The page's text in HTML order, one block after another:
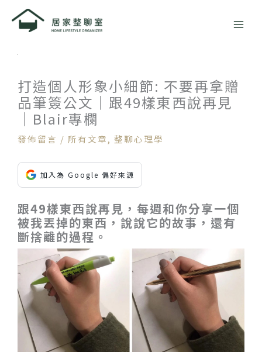
打造個人形象小細節: 不要再拿贈
品筆簽公文｜跟49樣東西說再見
｜Blair專欄
發佈留言 / 所有文章, 整聊心理學
加入為 Google 偏好來源
跟49樣東西說再見，每週和你分享一個
被我丟掉的東西，說說它的故事，還有
斷捨離的過程。